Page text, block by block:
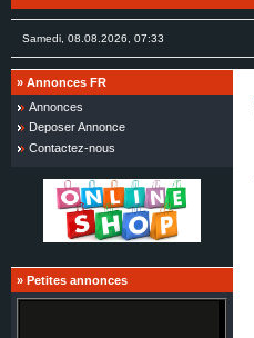
Samedi, 08.08.2026, 07:33
» Annonces FR
Annonces
Deposer Annonce
Contactez-nous
» Petites annonces